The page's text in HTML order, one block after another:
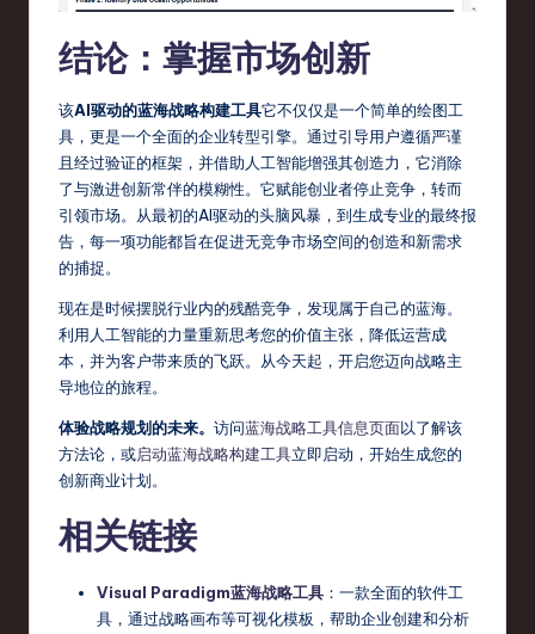
结论：掌握市场创新
该AI驱动的蓝海战略构建工具它不仅仅是一个简单的绘图工
具，更是一个全面的企业转型引擎。通过引导用户遵循严谨
且经过验证的框架，并借助人工智能增强其创造力，它消除
了与激进创新常伴的模糊性。它赋能创业者停止竞争，转而
引领市场。从最初的AI驱动的头脑风暴，到生成专业的最终报
告，每一项功能都旨在促进无竞争市场空间的创造和新需求
的捕捉。
现在是时候摆脱行业内的残酷竞争，发现属于自己的蓝海。
利用人工智能的力量重新思考您的价值主张，降低运营成
本，并为客户带来质的飞跃。从今天起，开启您迈向战略主
导地位的旅程。
体验战略规划的未来。 访问蓝海战略工具信息页面以了解该
方法论，或启动蓝海战略构建工具立即启动，开始生成您的
创新商业计划。
相关链接
Visual Paradigm蓝海战略工具 ：一款全面的软件工
具，通过战略画布等可视化模板，帮助企业创建和分析